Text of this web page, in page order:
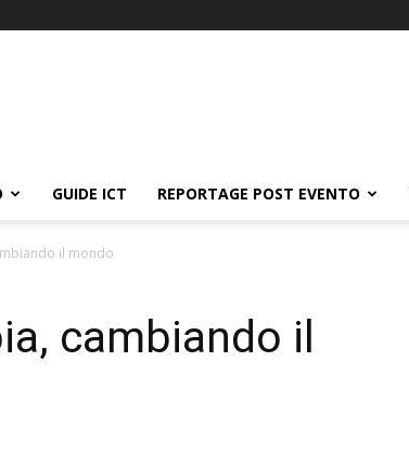
GUIDE ICT REPORTAGE POST EVENTO
il mondo
cambiando il